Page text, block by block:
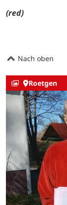
(red)
Nach oben
Roetgen